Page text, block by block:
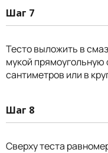
Шаг 7
Тесто выложить в
мукой прямоугольную
сантиметров или в
Шаг 8
Сверху теста